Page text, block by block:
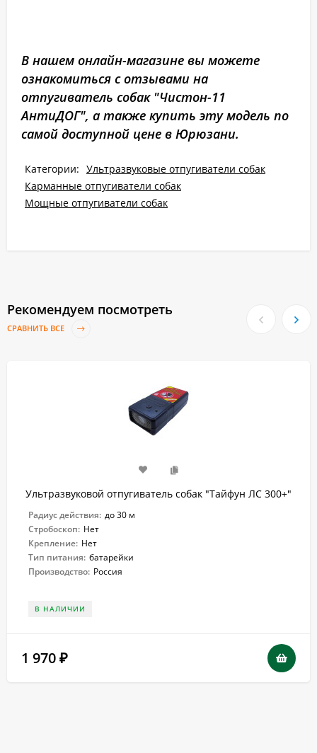
В нашем онлайн-магазине вы можете
ознакомиться с отзывами на
отпугиватель собак "Чистон-11
АнтиДОГ", а также купить эту модель по
самой доступной цене в Юрюзани.
Категории: Ультразвуковые отпугиватели собак
Карманные отпугиватели собак
Мощные отпугиватели собак
Рекомендуем посмотреть
СРАВНИТЬ ВСЕ
Ультразвуковой отпугиватель собак "Тайфун ЛС 300+"
Радиус действия: до 30 м
Стробоскоп: Нет
Крепление: Нет
Тип питания: батарейки
Производство: Россия
В НАЛИЧИИ
1 970 ₽